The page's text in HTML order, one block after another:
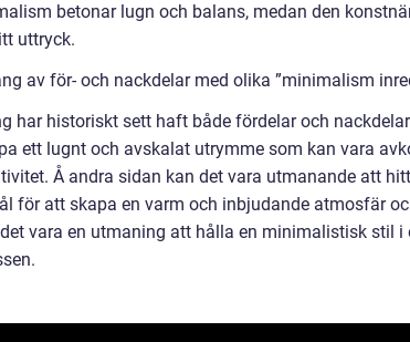
betonar lugn och balans, medan den
uttryck.
av för- och nackdelar med olika ”minimalism
har historiskt sett haft både fördelar och
ett lugnt och avskalat utrymme som kan vara
Å andra sidan kan det vara utmanande att
för att skapa en varm och inbjudande atmosfär
vara en utmaning att hålla en minimalistisk stil